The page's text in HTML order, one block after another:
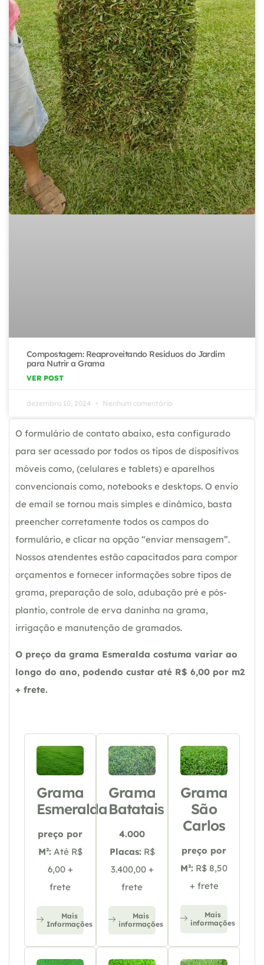
Compostagem: Reaproveitando Resíduos do Jardim
para Nutrir a Grama
VER POST
dezembro 10, 2024 Nenhum comentário
O formulário de contato abaixo, esta configurado
para ser acessado por todos os tipos de dispositivos
móveis como, (celulares e tablets) e aparelhos
convencionais como, notebooks e desktops. O envio
de email se tornou mais simples e dinâmico, basta
preencher corretamente todos os campos do
formulário, e clicar na opção “enviar mensagem”.
Nossos atendentes estão capacitados para compor
orçamentos e fornecer informações sobre tipos de
grama, preparação de solo, adubação pré e pós-
plantio, controle de erva daninha na grama,
irrigação e manutenção de gramados.
O preço da grama Esmeralda costuma variar ao
longo do ano, podendo custar até R$ 6,00 por m2
+ frete.
Grama
Esmeralda
preço por
M²: Até R$
6,00 +
frete
Mais
Informações
Grama
Batatais
4.000
Placas: R$
3.400,00 +
frete
Mais
informações
Grama
São
Carlos
preço por
M²: R$ 8,50
+ frete
Mais
informações